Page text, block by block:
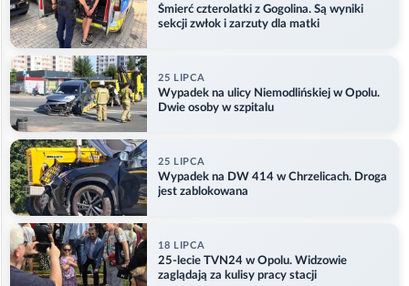
Śmierć czterolatki z Gogolina. Są wyniki
sekcji zwłok i zarzuty dla matki
25 LIPCA
Wypadek na ulicy Niemodlińskiej w Opolu.
Dwie osoby w szpitalu
25 LIPCA
Wypadek na DW 414 w Chrzelicach. Droga
jest zablokowana
18 LIPCA
25-lecie TVN24 w Opolu. Widzowie
zaglądają za kulisy pracy stacji